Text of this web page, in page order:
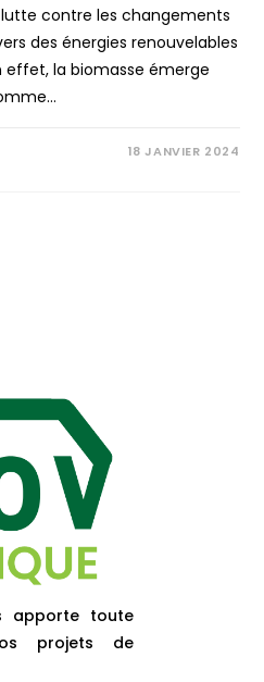
contre les changements
des énergies renouvelables
effet, la biomasse émerge
18 JANVIER 2024
apporte toute
projets de